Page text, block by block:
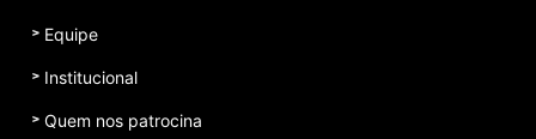
Equipe
Institucional
Quem nos patrocina